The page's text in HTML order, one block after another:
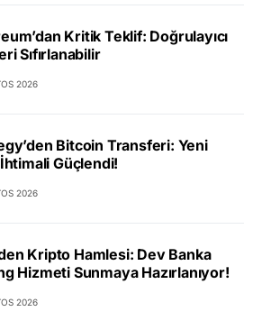
Kritik Teklif: Doğrulayıcı
Sıfırlanabilir
2026
Bitcoin Transferi: Yeni
İhtimali Güçlendi!
2026
Kripto Hamlesi: Dev Banka
Hizmeti Sunmaya Hazırlanıyor!
2026